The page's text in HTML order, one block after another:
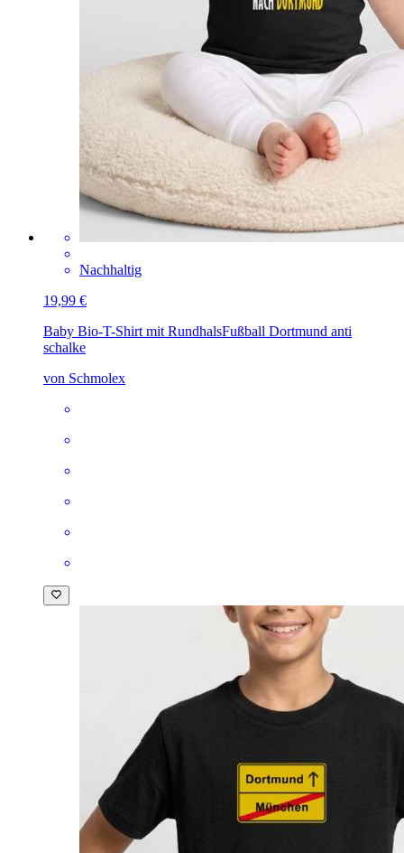
Nachhaltig
19,99 €
Baby Bio-T-Shirt mit RundhalsFußball Dortmund anti
schalke
von Schmolex